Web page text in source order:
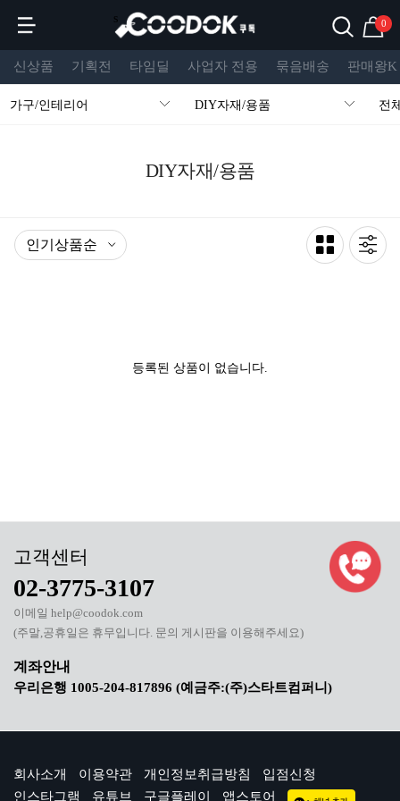
s 0
신상품 기획전 타임딜 사업자 전용 묶음배송 판매왕K
가구/인테리어 DIY자재/용품 전
DIY자재/용품
등록된 상품이 없습니다.
02-3775-3107
이메일 help@coodok.com
(주말,공휴일은 휴무입니다. 문의 게시판을 이용해주세요)
우리은행 1005-204-817896 (예금주:(주)스타트컴퍼니)
회사소개 이용약관 개인정보취급방침
입점신청
인스타그램
유튜브 구글플레이 앱스토어